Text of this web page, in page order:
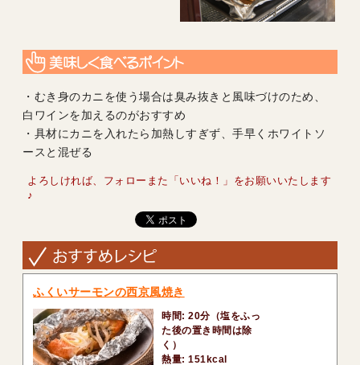
・むき身のカニを使う場合は臭み抜きと風味づけのため、
白ワインを加えるのがおすすめ
・具材にカニを入れたら加熱しすぎず、手早くホワイトソ
ースと混ぜる
よろしければ、フォローまた「いいね！」をお願いいたします
♪
ふくいサーモンの西京風焼き
時間: 20分（塩をふっ
た後の置き時間は除
く）
熱量: 151kcal